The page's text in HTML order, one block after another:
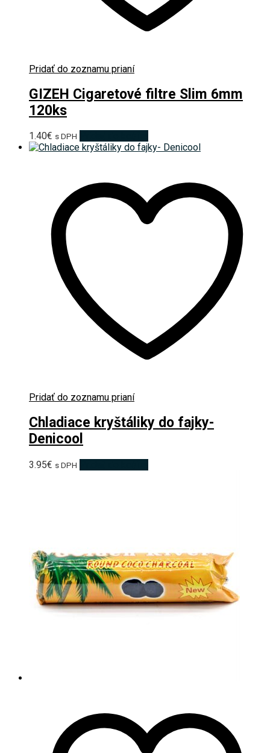
Pridať do zoznamu prianí
GIZEH Cigaretové filtre Slim 6mm
120ks
1.40€ s DPH
Pridať do zoznamu prianí
Chladiace kryštáliky do fajky-
Denicool
3.95€ s DPH